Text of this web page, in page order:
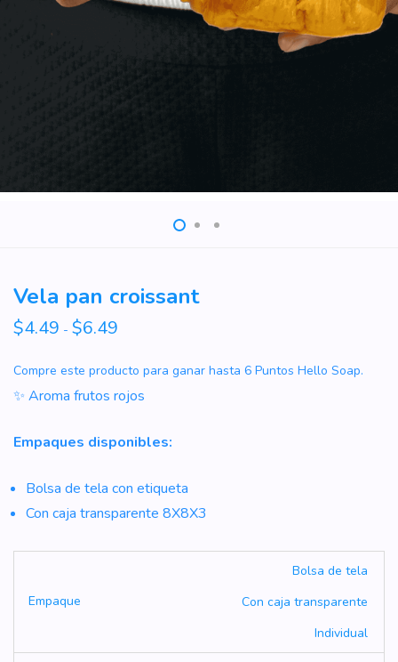
Vela pan croissant
$4.49 - $6.49
$4.49
hasta
$6.49
Compre este producto para ganar hasta 6 Puntos Hello Soap.
✨ Aroma frutos rojos
Empaques disponibles:
Bolsa de tela con etiqueta
Con caja transparente 8X8X3
Empaque
Bolsa de tela
Con caja transparente
Individual